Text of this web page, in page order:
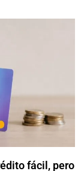
fácil, pero